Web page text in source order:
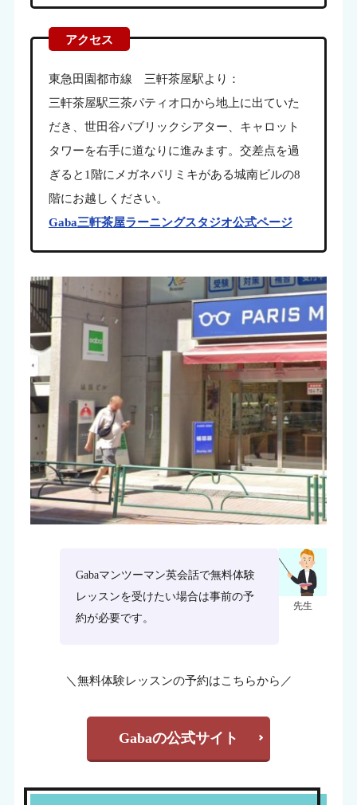
東急田園都市線 三軒茶屋駅より：
三軒茶屋駅三茶パティオ口から地上に出ていた
だき、世田谷パブリックシアター、キャロット
タワーを右手に道なりに進みます。交差点を過
ぎると1階にメガネパリミキがある城南ビルの8
階にお越しください。
Gaba三軒茶屋ラーニングスタジオ公式ページ
先生
Gabaマンツーマン英会話で無料体験
レッスンを受けたい場合は事前の予
約が必要です。
＼無料体験レッスンの予約はこちらから／
Gabaの公式サイト